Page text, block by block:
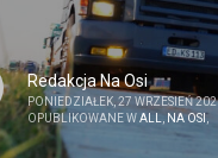
Redakcja Na Osi
PONIEDZIAŁEK, 27 WRZESIEŃ
OPUBLIKOWANE WALL, NA OSI ,